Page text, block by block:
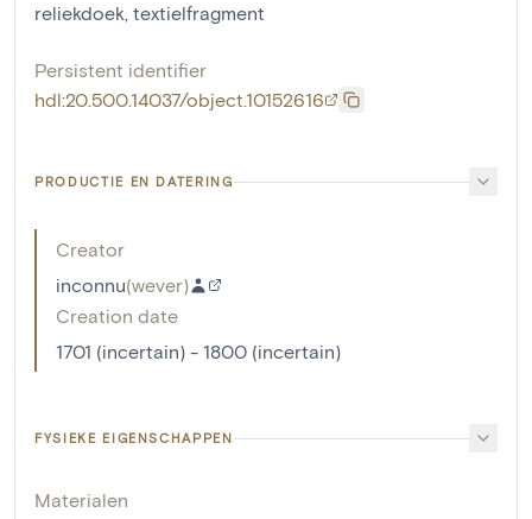
reliekdoek, textielfragment
Persistent identifier
hdl:20.500.14037/object.10152616
PRODUCTIE EN DATERING
Creator
inconnu(wever)
Creation date
1701 (incertain) - 1800 (incertain)
FYSIEKE EIGENSCHAPPEN
Materialen